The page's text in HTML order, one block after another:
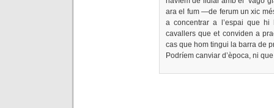
ara el fum —de ferum un xic
a concentrar a l’espai que
cavallers que et conviden a
cas que hom tingui la barra de
Podríem canviar d’època, ni